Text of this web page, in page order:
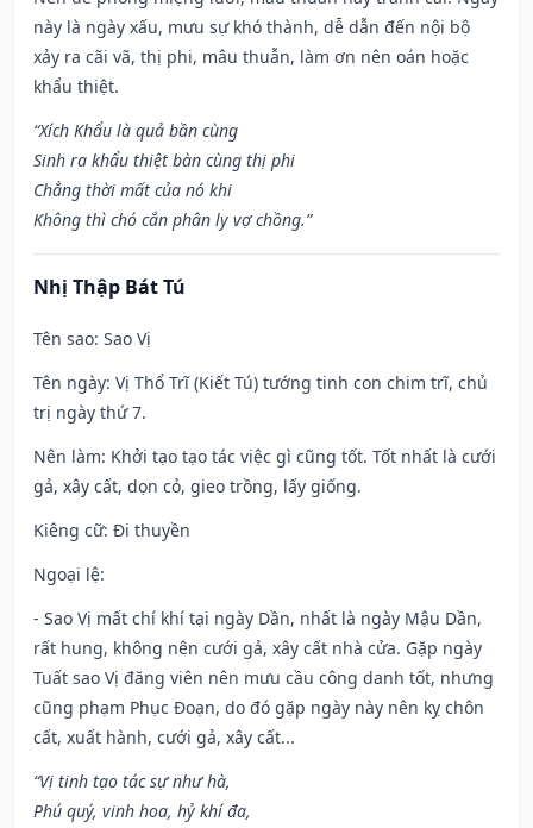
này là ngày xấu, mưu sự khó thành, dễ dẫn đến nội bộ
xảy ra cãi vã, thị phi, mâu thuẫn, làm ơn nên oán hoặc
khẩu thiệt.
“Xích Khẩu là quả bần cùng
Sinh ra khẩu thiệt bàn cùng thị phi
Chẳng thời mất của nó khi
Không thì chó cắn phân ly vợ chồng.”
Nhị Thập Bát Tú
Tên sao: Sao Vị
Tên ngày: Vị Thổ Trĩ (Kiết Tú) tướng tinh con chim trĩ, chủ
trị ngày thứ 7.
Nên làm: Khởi tạo tạo tác việc gì cũng tốt. Tốt nhất là cưới
gả, xây cất, dọn cỏ, gieo trồng, lấy giống.
Kiêng cữ: Đi thuyền
Ngoại lệ:
- Sao Vị mất chí khí tại ngày Dần, nhất là ngày Mậu Dần,
rất hung, không nên cưới gả, xây cất nhà cửa. Gặp ngày
Tuất sao Vị đăng viên nên mưu cầu công danh tốt, nhưng
cũng phạm Phục Đoạn, do đó gặp ngày này nên kỵ chôn
cất, xuất hành, cưới gả, xây cất...
“Vị tinh tạo tác sự như hà,
Phú quý, vinh hoa, hỷ khí đa,